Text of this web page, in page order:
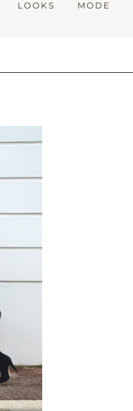
LOOKS MODE